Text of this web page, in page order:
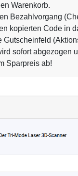
Warenkorb.
Bezahlvorgang
kopierten Code in
Gutscheinfeld
sofort abgezogen
Sparpreis ab!